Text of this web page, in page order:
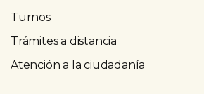
Turnos
Trámites a distancia
Atención a la ciudadanía